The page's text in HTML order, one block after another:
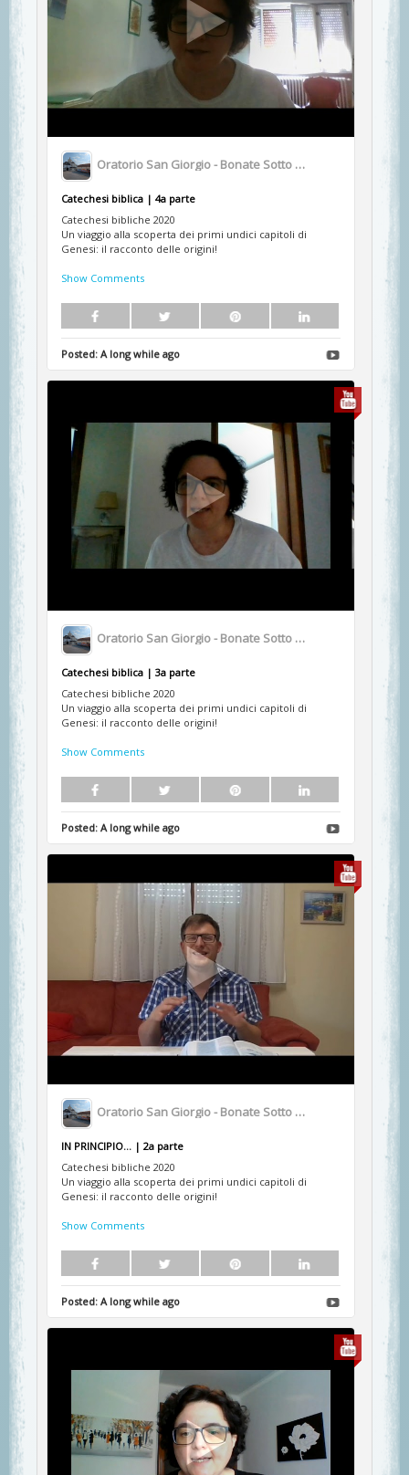
Oratorio San Giorgio - Bonate Sotto BG
Catechesi biblica | 4a parte
Catechesi bibliche 2020
Un viaggio alla scoperta dei primi undici capitoli di
Genesi: il racconto delle origini!
Show Comments
Posted: A long while ago
Oratorio San Giorgio - Bonate Sotto BG
Catechesi biblica | 3a parte
Catechesi bibliche 2020
Un viaggio alla scoperta dei primi undici capitoli di
Genesi: il racconto delle origini!
Show Comments
Posted: A long while ago
Oratorio San Giorgio - Bonate Sotto BG
IN PRINCIPIO... | 2a parte
Catechesi bibliche 2020
Un viaggio alla scoperta dei primi undici capitoli di
Genesi: il racconto delle origini!
Show Comments
Posted: A long while ago